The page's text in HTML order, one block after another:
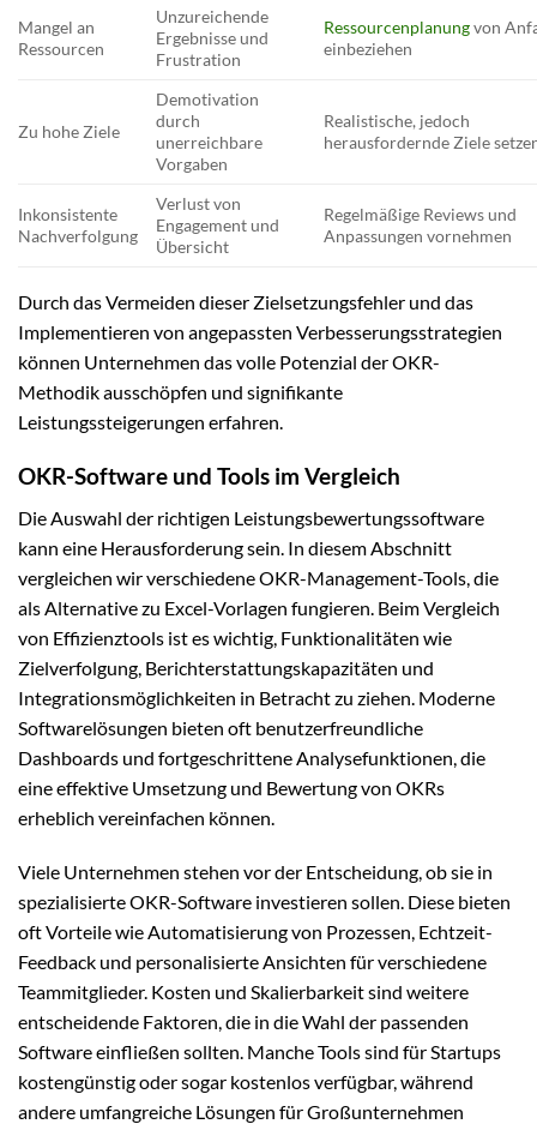
Mangel an
Ressourcen
Unzureichende
Ergebnisse und
Frustration
Ressourcenplanungvon
einbeziehen
Zu hohe Ziele
Demotivation
durch
unerreichbare
Vorgaben
Realistische, jedoch
herausfordernde Ziele
Inkonsistente
Nachverfolgung
Verlust von
Engagement und
Übersicht
Regelmäßige Reviews und
Anpassungen vornehmen
Durch das Vermeiden dieser Zielsetzungsfehler und das
Implementieren von angepassten Verbesserungsstrategien
können Unternehmen das volle Potenzial der OKR-
Methodik ausschöpfen und signifikante
Leistungssteigerungen erfahren.
OKR-Software und Tools im Vergleich
Die Auswahl der richtigen Leistungsbewertungssoftware
kann eine Herausforderung sein. In diesem Abschnitt
vergleichen wir verschiedene OKR-Management-Tools, die
als Alternative zu Excel-Vorlagen fungieren. Beim Vergleich
von Effizienztools ist es wichtig, Funktionalitäten wie
Zielverfolgung, Berichterstattungskapazitäten und
Integrationsmöglichkeiten in Betracht zu ziehen. Moderne
Softwarelösungen bieten oft benutzerfreundliche
Dashboards und fortgeschrittene Analysefunktionen, die
eine effektive Umsetzung und Bewertung von OKRs
erheblich vereinfachen können.
Viele Unternehmen stehen vor der Entscheidung, ob sie in
spezialisierte OKR-Software investieren sollen. Diese bieten
oft Vorteile wie Automatisierung von Prozessen, Echtzeit-
Feedback und personalisierte Ansichten für verschiedene
Teammitglieder. Kosten und Skalierbarkeit sind weitere
entscheidende Faktoren, die in die Wahl der passenden
Software einfließen sollten. Manche Tools sind für Startups
kostengünstig oder sogar kostenlos verfügbar, während
andere umfangreiche Lösungen für Großunternehmen